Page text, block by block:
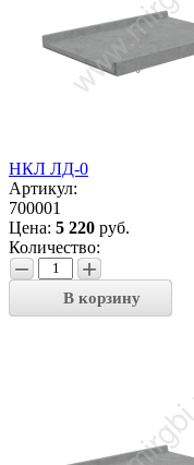
НКЛ ЛД-0
Артикул:
700001
Цена: 5 220 руб.
Количество:
− +
В корзину